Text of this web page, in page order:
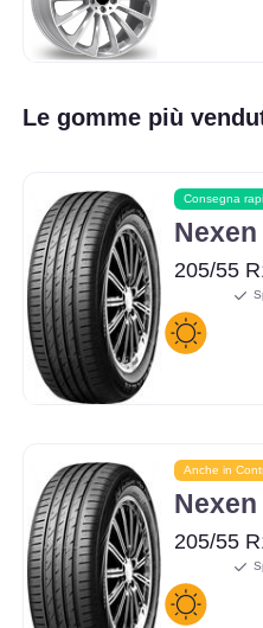
Le gomme più
Consegna
Nexen
205/55
Anche in
Nexen
205/55